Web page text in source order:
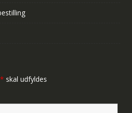
* skal udfyldes